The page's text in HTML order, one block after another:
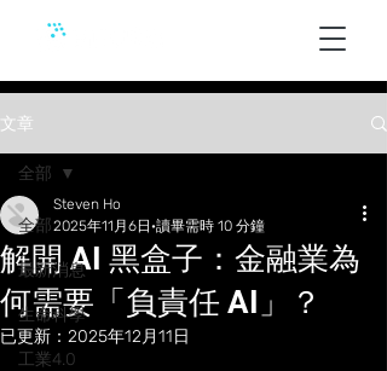
文章
全部
最新消息
生命科學
工業4.0
全部
解開 AI 黑盒子：金融業為
何需要「負責任 AI」？
Steven Ho
2025年11月6日 讀畢需時 10 分鐘
已更新： 2025年12月11日